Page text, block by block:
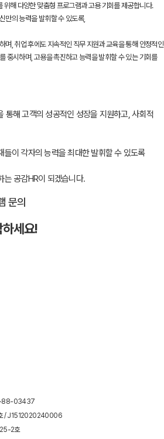
위해 다양한 맞춤형 프로그램과 고용 기회를 제공합니다.
만의 능력을 발휘할 수 있도록,
며, 취업 후에도 지속적인 직무 지원과 교육을 통해 안정적인
중시하며, 고용을 촉진하고 능력을 발휘할 수 있는 기회를
통해 고객의 성공적인 성장을 지원하고, 사회적
들이 각자의 능력을 최대한 발휘할 수 있도록
는 공감HR이 되겠습니다.
문의
하세요!
88-03437
호 / J1512020240006
2호